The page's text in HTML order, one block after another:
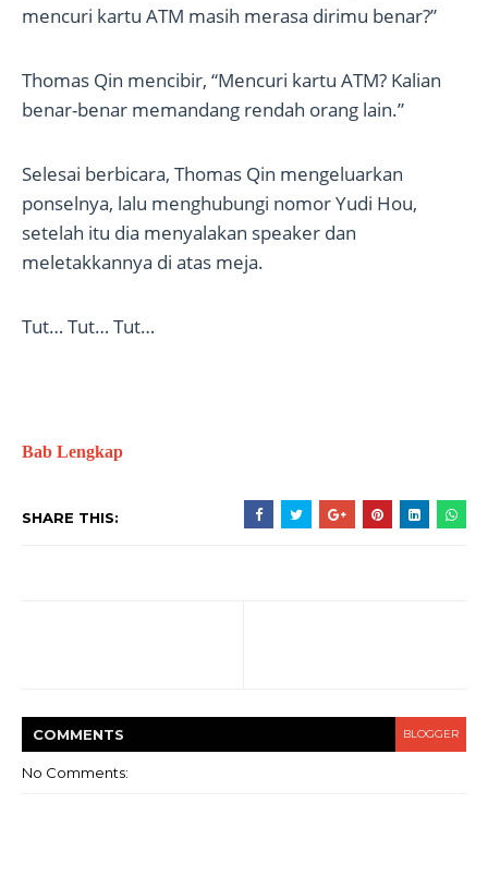
mencuri kartu ATM masih merasa dirimu benar?”
Thomas Qin mencibir, “Mencuri kartu ATM? Kalian
benar-benar memandang rendah orang lain.”
Selesai berbicara, Thomas Qin mengeluarkan
ponselnya, lalu menghubungi nomor Yudi Hou,
setelah itu dia menyalakan speaker dan
meletakkannya di atas meja.
Tut… Tut… Tut…
Bab Lengkap
SHARE THIS:
COMMENTS BLOGGER
No Comments: